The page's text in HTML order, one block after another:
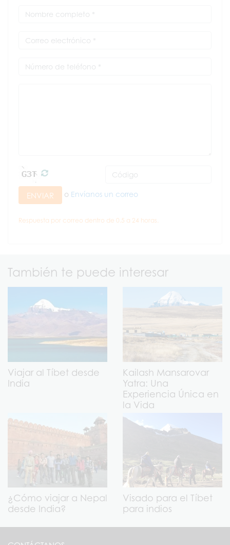
ENVIAR o Envíanos un correo
Respuesta por correo dentro de 0.5 a 24 horas.
También te puede interesar
Viajar al Tíbet desde
India
Kailash Mansarovar
Yatra: Una
Experiencia Única en
la Vida
¿Cómo viajar a Nepal
desde India?
Visado para el Tíbet
para indios